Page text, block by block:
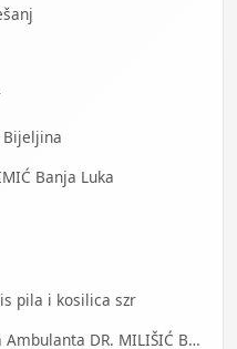
Bijeljina
Banja Luka
pila i kosilica szr
Z.U. Specijalistička Pedijatrijska Ambulanta DR. MILIŠIĆ Banja Luka